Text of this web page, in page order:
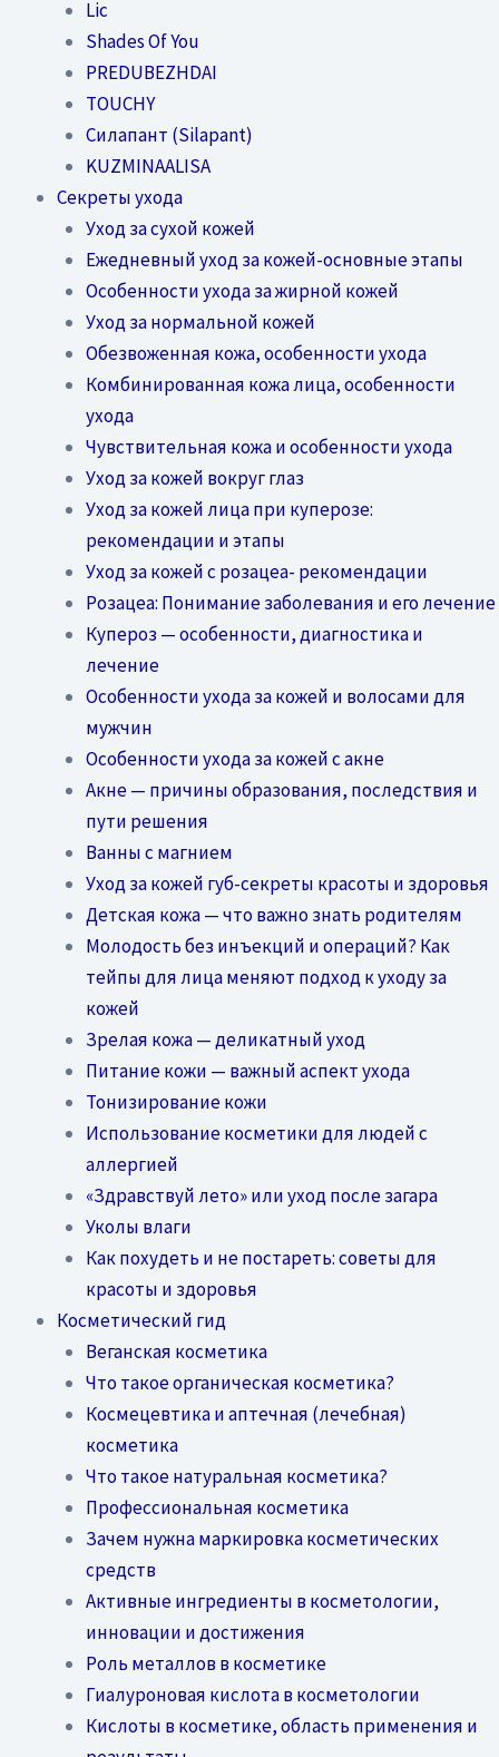
Lic
Shades Of You
PREDUBEZHDAI
TOUCHY
Силапант (Silapant)
KUZMINAALISA
Секреты ухода
Уход за сухой кожей
Ежедневный уход за кожей-основные этапы
Особенности ухода за жирной кожей
Уход за нормальной кожей
Обезвоженная кожа, особенности ухода
Комбинированная кожа лица, особенности
ухода
Чувствительная кожа и особенности ухода
Уход за кожей вокруг глаз
Уход за кожей лица при куперозе:
рекомендации и этапы
Уход за кожей с розацеа- рекомендации
Розацеа: Понимание заболевания и его лечение
Купероз — особенности, диагностика и
лечение
Особенности ухода за кожей и волосами для
мужчин
Особенности ухода за кожей с акне
Акне — причины образования, последствия и
пути решения
Ванны с магнием
Уход за кожей губ-секреты красоты и здоровья
Детская кожа — что важно знать родителям
Молодость без инъекций и операций? Как
тейпы для лица меняют подход к уходу за
кожей
Зрелая кожа — деликатный уход
Питание кожи — важный аспект ухода
Тонизирование кожи
Использование косметики для людей с
аллергией
«Здравствуй лето» или уход после загара
Уколы влаги
Как похудеть и не постареть: советы для
красоты и здоровья
Косметический гид
Веганская косметика
Что такое органическая косметика?
Космецевтика и аптечная (лечебная)
косметика
Что такое натуральная косметика?
Профессиональная косметика
Зачем нужна маркировка косметических
средств
Активные ингредиенты в косметологии,
инновации и достижения
Роль металлов в косметике
Гиалуроновая кислота в косметологии
Кислоты в косметике, область применения и